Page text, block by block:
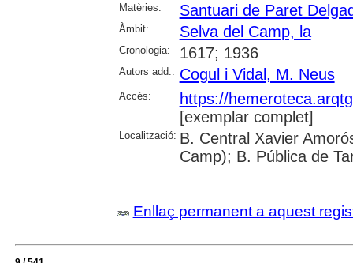
Matèries:
Santuari de Paret
Àmbit: Selva del Camp, la
Cronologia: 1617; 1936
Autors add.: Cogul i Vidal, M. Neus
Accés:
https://
[exemplar complet]
Localització: B. Central Xavier
Camp); B. Pública de
Enllaç permanent a aquest